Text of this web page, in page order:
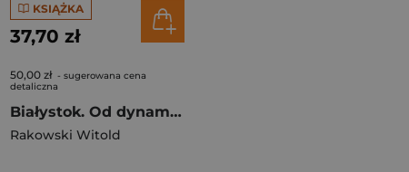
KSIĄŻKA
37,70 zł
50,00 zł - sugerowana cena
detaliczna
Białystok. Od dynamicznego rozwoju ludności do zapaści demograficznej (1946-2022)
Rakowski Witold